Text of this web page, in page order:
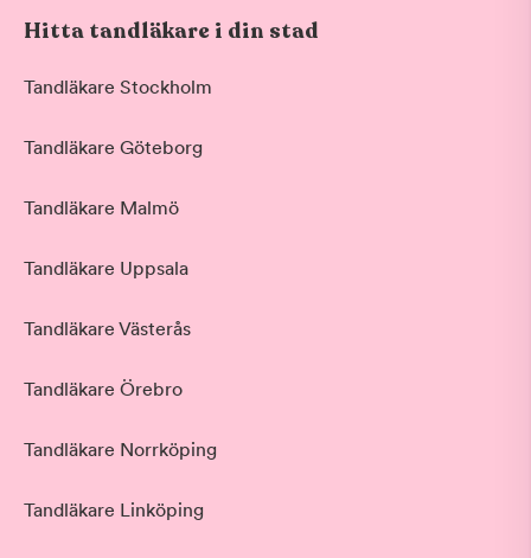
Hitta tandläkare i din stad
Tandläkare Stockholm
Tandläkare Göteborg
Tandläkare Malmö
Tandläkare Uppsala
Tandläkare Västerås
Tandläkare Örebro
Tandläkare Norrköping
Tandläkare Linköping